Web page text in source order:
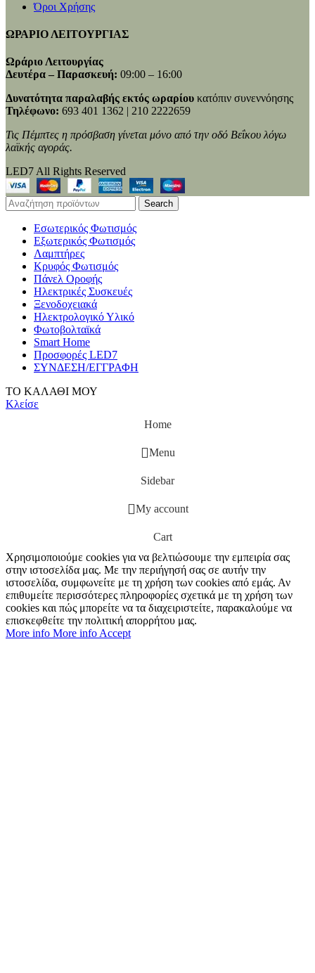
Όροι Χρήσης
ΩΡΑΡΙΟ ΛΕΙΤΟΥΡΓΙΑΣ
Ωράριο Λειτουργίας
Δευτέρα – Παρασκευή: 09:00 – 16:00
Δυνατότητα παραλαβής εκτός ωραρίου κατόπιν συνεννόησης
Τηλέφωνο: 693 401 1362 | 210 2222659
Τις Πέμπτες η πρόσβαση γίνεται μόνο από την οδό Βεΐκου λόγω
λαϊκής αγοράς.
LED7 All Rights Reserved
Search
Εσωτερικός Φωτισμός
Εξωτερικός Φωτισμός
Λαμπτήρες
Κρυφός Φωτισμός
Πάνελ Οροφής
Ηλεκτρικές Συσκευές
Ξενοδοχειακά
Ηλεκτρολογικό Υλικό
Φωτοβολταϊκά
Smart Home
Προσφορές LED7
ΣΥΝΔΕΣΗ/ΕΓΓΡΑΦΗ
ΤΟ ΚΑΛΑΘΙ ΜΟΥ
Κλείσε
Home
Menu
Sidebar
My account
Cart
Χρησιμοποιούμε cookies για να βελτιώσουμε την εμπειρία σας
στην ιστοσελίδα μας. Με την περιήγησή σας σε αυτήν την
ιστοσελίδα, συμφωνείτε με τη χρήση των cookies από εμάς. Αν
επιθυμείτε περισσότερες πληροφορίες σχετικά με τη χρήση των
cookies και πώς μπορείτε να τα διαχειριστείτε, παρακαλούμε να
επισκεφθείτε την πολιτική απορρήτου μας.
More info More info Accept